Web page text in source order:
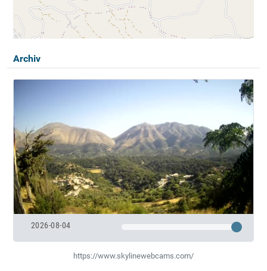
Archiv
2026-08-04
https://www.skylinewebcams.com/